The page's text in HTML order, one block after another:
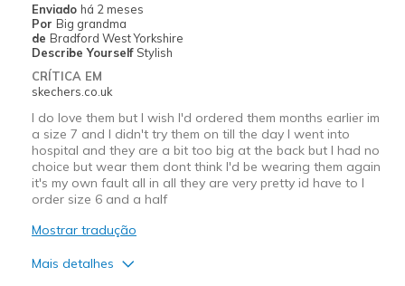
Going Out
Travel
Sizing
Feels true to size
View On Shoes
Shoes are for Wearing
Enviado há 2 meses
Por Big grandma
de Bradford West Yorkshire
Describe Yourself Stylish
CRÍTICA EM
skechers.co.uk
I do love them but I wish I'd ordered them months earlier im
a size 7 and I didn't try them on till the day I went into
hospital and they are a bit too big at the back but I had no
choice but wear them dont think I'd be wearing them again
it's my own fault all in all they are very pretty id have to I
order size 6 and a half
Mostrar tradução
Mais detalhes